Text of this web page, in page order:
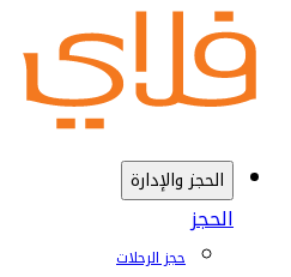
الحجز والإدارة
الحجز
حجز الرحلات